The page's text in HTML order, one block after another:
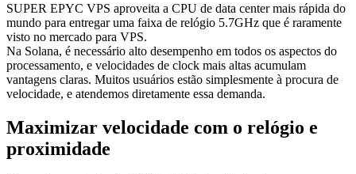
SUPER EPYC VPS aproveita a CPU de data center mais rápida do
mundo para entregar uma faixa de relógio 5.7GHz que é raramente
visto no mercado para VPS.
Na Solana, é necessário alto desempenho em todos os aspectos do
processamento, e velocidades de clock mais altas acumulam
vantagens claras. Muitos usuários estão simplesmente à procura de
velocidade, e atendemos diretamente essa demanda.
Maximizar velocidade com o relógio e
proximidade